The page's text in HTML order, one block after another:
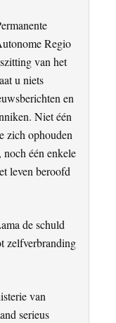
Regio
van het
u niets
en
Niet één
zich ophouden
één enkele
leven beroofd
de schuld
zelfverbranding
van
serieus